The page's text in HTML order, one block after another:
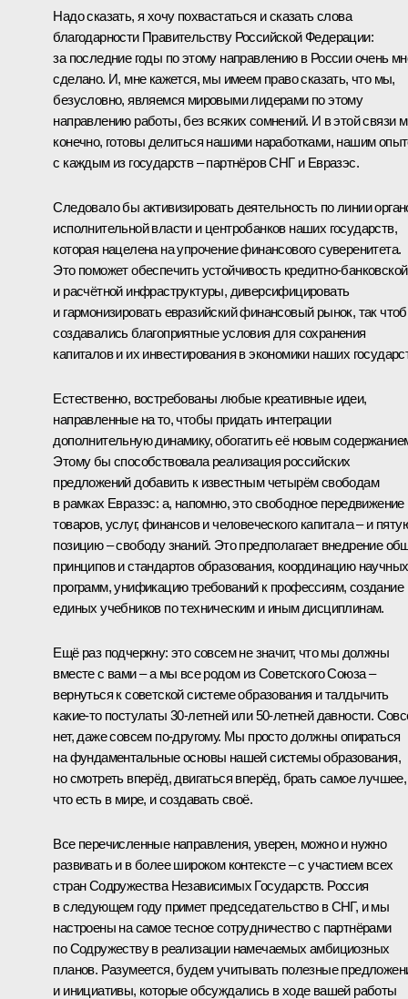
Надо сказать, я хочу похвастаться и сказать слова
благодарности Правительству Российской Федерации:
за последние годы по этому направлению в России очень
сделано. И, мне кажется, мы имеем право сказать, что мы,
безусловно, являемся мировыми лидерами по этому
направлению работы, без всяких сомнений. И в этой связи
конечно, готовы делиться нашими наработками, нашим
с каждым из государств – партнёров СНГ и Евразэс.
Следовало бы активизировать деятельность по линии
исполнительной власти и центробанков наших государств,
которая нацелена на упрочение финансового суверенитета.
Это поможет обеспечить устойчивость кредитно-банковской
и расчётной инфраструктуры, диверсифицировать
и гармонизировать евразийский финансовый рынок, так
создавались благоприятные условия для сохранения
капиталов и их инвестирования в экономики наших
Естественно, востребованы любые креативные идеи,
направленные на то, чтобы придать интеграции
дополнительную динамику, обогатить её новым
Этому бы способствовала реализация российских
предложений добавить к известным четырём свободам
в рамках Евразэс: а, напомню, это свободное передвижение
товаров, услуг, финансов и человеческого капитала – и
позицию – свободу знаний. Это предполагает внедрение
принципов и стандартов образования, координацию научных
программ, унификацию требований к профессиям, создание
единых учебников по техническим и иным дисциплинам.
Ещё раз подчеркну: это совсем не значит, что мы должны
вместе с вами – а мы все родом из Советского Союза –
вернуться к советской системе образования и талдычить
какие-то постулаты 30-летней или 50-летней давности.
нет, даже совсем по-другому. Мы просто должны опираться
на фундаментальные основы нашей системы образования,
но смотреть вперёд, двигаться вперёд, брать самое лучшее,
что есть в мире, и создавать своё.
Все перечисленные направления, уверен, можно и нужно
развивать и в более широком контексте – с участием всех
стран Содружества Независимых Государств. Россия
в следующем году примет председательство в СНГ, и мы
настроены на самое тесное сотрудничество с партнёрами
по Содружеству в реализации намечаемых амбициозных
планов. Разумеется, будем учитывать полезные
и инициативы, которые обсуждались в ходе вашей работы